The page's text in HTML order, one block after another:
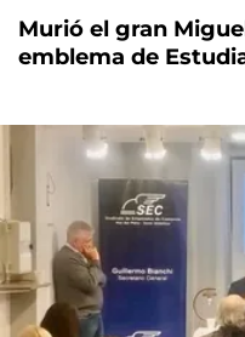
Murió el gran
emblema de